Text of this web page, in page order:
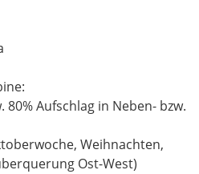
80% Aufschlag in Neben- bzw.
Weihnachten,
Ost-West)